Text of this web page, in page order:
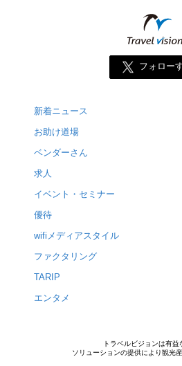
フォロー
新着ニュース
お助け道場
ベンダーさん
求人
イベント・セミナー
優待
wifiメディアスタイル
ファクタリング
TARIP
エンタメ
トラベルビジョンは有益
ソリューションの提供により観光